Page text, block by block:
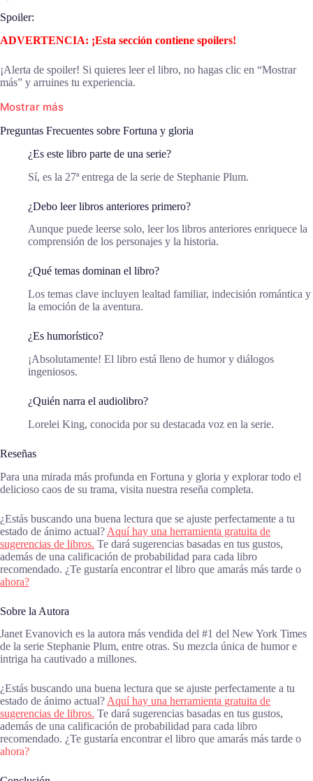
Spoiler:
ADVERTENCIA: ¡Esta sección contiene spoilers!
¡Alerta de spoiler! Si quieres leer el libro, no hagas clic en “Mostrar
más” y arruines tu experiencia.
Mostrar más
Preguntas Frecuentes sobre Fortuna y gloria
¿Es este libro parte de una serie?
Sí, es la 27ª entrega de la serie de Stephanie Plum.
¿Debo leer libros anteriores primero?
Aunque puede leerse solo, leer los libros anteriores enriquece la
comprensión de los personajes y la historia.
¿Qué temas dominan el libro?
Los temas clave incluyen lealtad familiar, indecisión romántica y
la emoción de la aventura.
¿Es humorístico?
¡Absolutamente! El libro está lleno de humor y diálogos
ingeniosos.
¿Quién narra el audiolibro?
Lorelei King, conocida por su destacada voz en la serie.
Reseñas
Para una mirada más profunda en Fortuna y gloria y explorar todo el
delicioso caos de su trama, visita nuestra reseña completa.
¿Estás buscando una buena lectura que se ajuste perfectamente a tu
estado de ánimo actual? Aquí hay una herramienta gratuita de
sugerencias de libros. Te dará sugerencias basadas en tus gustos,
además de una calificación de probabilidad para cada libro
recomendado. ¿Te gustaría encontrar el libro que amarás más tarde o
ahora?
Sobre la Autora
Janet Evanovich es la autora más vendida del #1 del New York Times
de la serie Stephanie Plum, entre otras. Su mezcla única de humor e
intriga ha cautivado a millones.
¿Estás buscando una buena lectura que se ajuste perfectamente a tu
estado de ánimo actual? Aquí hay una herramienta gratuita de
sugerencias de libros. Te dará sugerencias basadas en tus gustos,
además de una calificación de probabilidad para cada libro
recomendado. ¿Te gustaría encontrar el libro que amarás más tarde o
ahora?